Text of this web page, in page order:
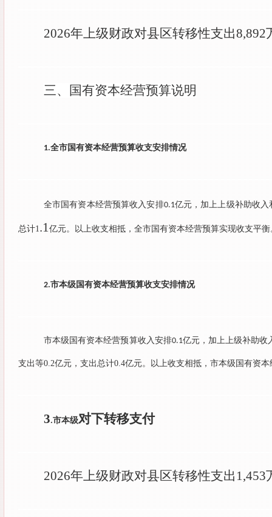
2026年上级财政对县区转移性支出8,892
三、 国有资本经营预算说明
1.全市国有资本经营预算收支安排情况
全市国有资本经营预算收入安排0.1亿元，加上上级补助收入
总计1.1亿元。以上收支相抵，全市国有资本经营预算实现收支平衡
2.市本级国有资本经营预算收支安排情况
市本级国有资本经营预算收入安排0.1亿元，加上上级补助收
支出等0.2亿元，支出总计0.4亿元。以上收支相抵，市本级国有资
3.市本级对下转移支付
2026年上级财政对县区转移性支出 1,453